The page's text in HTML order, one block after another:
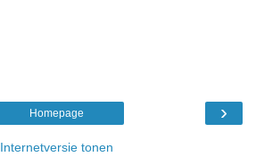
›
Homepage
Internetversie tonen